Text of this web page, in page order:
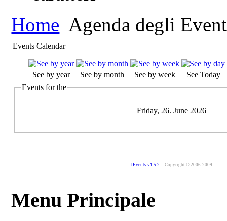
Home Agenda degli
Events Calendar
See by year See by month See by week
See Today
Events for the
Friday, 26. June 2026
JEvents v1.5.2 Copyright © 2006-2009
Menu Principale